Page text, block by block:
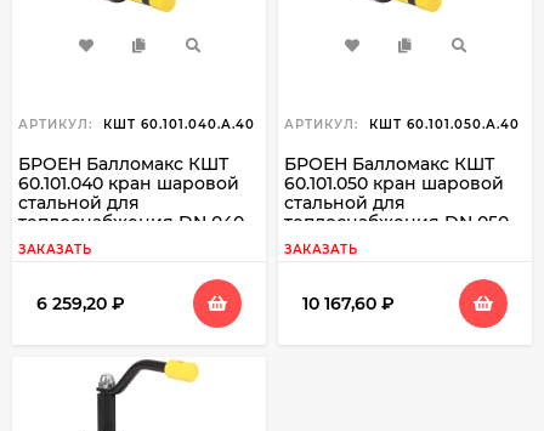
АРТИКУЛ: КШТ 60.101.040.А.40
БРОЕН Балломакс КШТ
60.101.040 кран шаровой
стальной для
теплоснабжения DN 040
PN 40 резьба вн./свар
ЗАКАЗАТЬ
6 259,20 ₽
АРТИКУЛ: КШТ 60.101.050.А.40
БРОЕН Балломакс КШТ
60.101.050 кран шаровой
стальной для
теплоснабжения DN 050
PN 40 резьба вн./свар
ЗАКАЗАТЬ
10 167,60 ₽